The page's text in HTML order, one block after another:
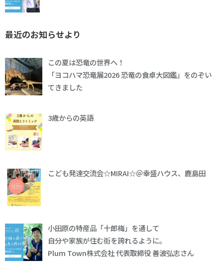
最近のお知らせより
この夏は恐竜の世界へ！
「ヨコハマ恐竜展2026 恐竜の食卓大図鑑」をのぞい
てきました
3歳からの英語
こども発達交流会☆MIRAI☆＠幸盛ハウス、鹿島田
小田原の特産品「十郎梅」を通して
自分や家族が住む街を誇れるように。
Plum Town株式会社 代表取締役 善波弘志さん